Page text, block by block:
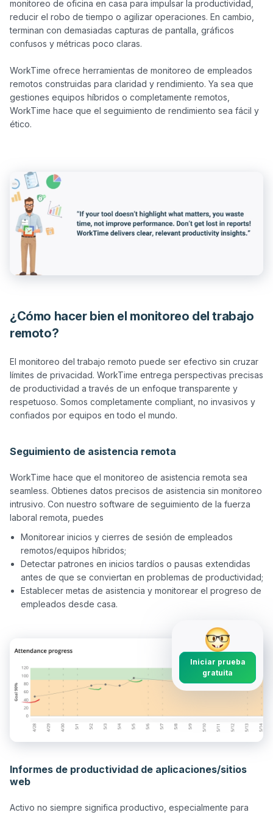
monitoreo de oficina en casa para impulsar la productividad,
reducir el robo de tiempo o agilizar operaciones. En cambio,
terminan con demasiadas capturas de pantalla, gráficos
confusos y métricas poco claras.
WorkTime ofrece herramientas de monitoreo de empleados
remotos construidas para claridad y rendimiento. Ya sea que
gestiones equipos híbridos o completamente remotos,
WorkTime hace que el seguimiento de rendimiento sea fácil y
ético.
¿Cómo hacer bien el monitoreo del trabajo
remoto?
El monitoreo del trabajo remoto puede ser efectivo sin cruzar
límites de privacidad. WorkTime entrega perspectivas precisas
de productividad a través de un enfoque transparente y
respetuoso. Somos completamente compliant, no invasivos y
confiados por equipos en todo el mundo.
Seguimiento de asistencia remota
WorkTime hace que el monitoreo de asistencia remota sea
seamless. Obtienes datos precisos de asistencia sin monitoreo
intrusivo. Con nuestro software de seguimiento de la fuerza
Monitorear inicios y cierres de sesión de empleados
remotos/equipos híbridos;
Detectar patrones en inicios tardíos o pausas extendidas
antes de que se conviertan en problemas de productividad;
Establecer metas de asistencia y monitorear el progreso de
empleados desde casa.
Iniciar prueba
gratuita
Informes de productividad de aplicaciones/sitios
web
Activo no siempre significa productivo, especialmente para